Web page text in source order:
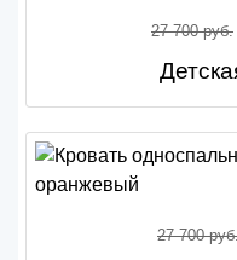
27 700 руб.
27 700